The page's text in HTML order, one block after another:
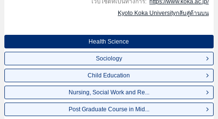
Kyoto Koka Universityกลับสู่ด้านบน
Health Science
Sociology
Child Education
Nursing, Social Work and Re...
Post Graduate Course in Mid...